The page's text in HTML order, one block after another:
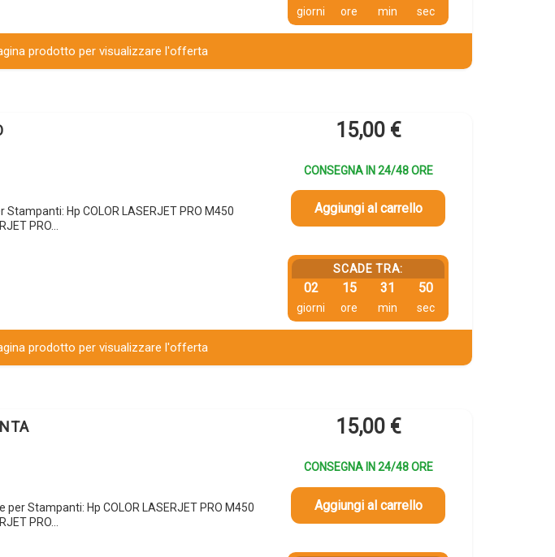
giorni ore min sec
prodotto per visualizzare l'offerta
Hp COLOR LASERJET PRO M450
PRO…
15,00 €
CONSEGNA IN 24/48 ORE
Aggiungi al carrello
SCADE TRA:
02
giorni
15
ore
31
min
49
sec
prodotto per visualizzare l'offerta
Stampanti: Hp COLOR LASERJET PRO M450
PRO…
15,00 €
CONSEGNA IN 24/48 ORE
Aggiungi al carrello